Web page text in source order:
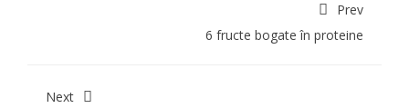
Prev
6 fructe bogate în proteine
Next